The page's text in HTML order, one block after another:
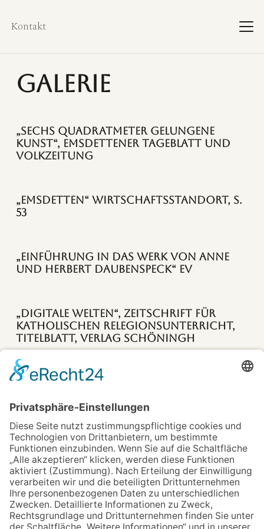
Kontakt
Galerie
„Sechs Quadratmeter gelungene
Kunst“, Emsdettener Tageblatt und
Volkzeitung
„Emsdetten“ Wirtschaftsstandort, S.
53
„Einführung in das Werk von Anne
und Herbert Daubenspeck“ EV
„Digitale Welten“, Zeitschrift für
katholischen Relegionsunterricht,
Titelblatt, Verlag Schöningh
„Mitten durch Ottensen – Die
Ottensen e.V. S. 53
„Was gefällt den Menschen
eigentlich?“, EV